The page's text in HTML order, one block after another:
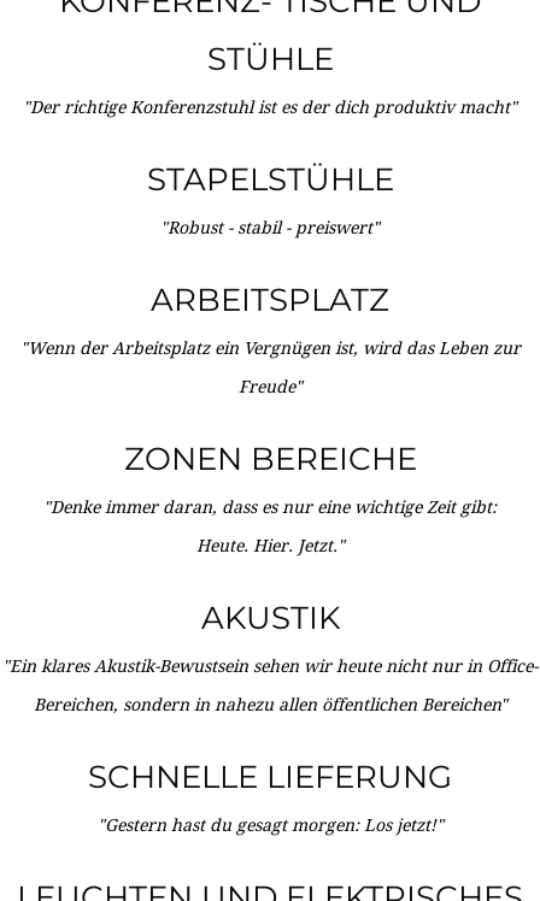
STÜHLE
"Der richtige Konferenzstuhl ist es der dich produktiv macht"
STAPELSTÜHLE
"Robust - stabil - preiswert"
ARBEITSPLATZ
"Wenn der Arbeitsplatz ein Vergnügen ist, wird das Leben zur
Freude"
ZONEN BEREICHE
"Denke immer daran, dass es nur eine wichtige Zeit gibt:
Heute. Hier. Jetzt."
AKUSTIK
"Ein klares Akustik-Bewustsein sehen wir heute nicht nur in Office-
Bereichen, sondern in nahezu allen öffentlichen Bereichen"
SCHNELLE LIEFERUNG
"Gestern hast du gesagt morgen: Los jetzt!"